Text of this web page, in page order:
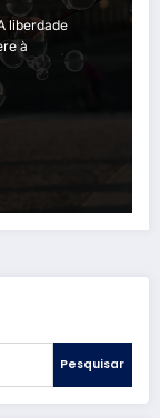
liberdade
à
Pesquisar